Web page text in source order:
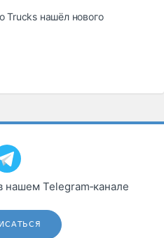
грузы
шины
Trucks нашёл нового
нашем Telegram‑канале